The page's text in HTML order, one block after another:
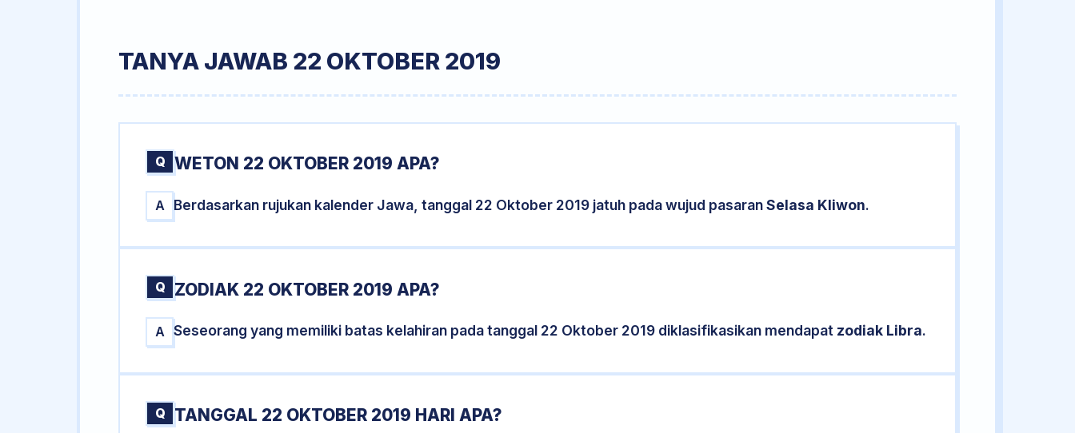
TANYA JAWAB 22 OKTOBER 2019
Q WETON 22 OKTOBER 2019 APA?
A Berdasarkan rujukan kalender Jawa, tanggal 22 Oktober 2019 jatuh pada wujud pasaranSelasa Kliwon.
Q ZODIAK 22 OKTOBER 2019 APA?
A Seseorang yang memiliki batas kelahiran pada tanggal 22 Oktober 2019 diklasifikasikan mendapat zodiak Libra.
Q TANGGAL 22 OKTOBER 2019 HARI APA?